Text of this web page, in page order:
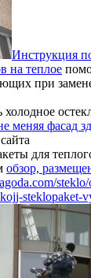
Инструкция
на теплое
при
меняя фасад
для
обзор,
steklopaket-